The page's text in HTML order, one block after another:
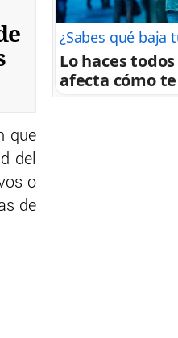
que
del
o
de
¿Sabes qué baja
Lo haces
afecta cómo